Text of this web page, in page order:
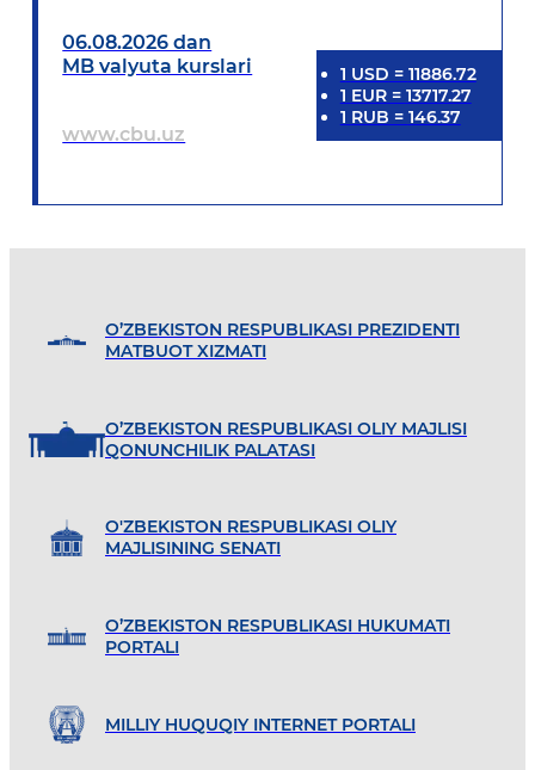
06.08.2026 dan
MB valyuta kurslari
www.cbu.uz
1 USD = 11886.72
1 EUR= 13717.27
1 RUB = 146.37
O’ZBEKISTON RESPUBLIKASI PREZIDENTI
MATBUOT XIZMATI
O’ZBEKISTON RESPUBLIKASI OLIY MAJLISI
QONUNCHILIK PALATASI
O'ZBEKISTON RESPUBLIKASI OLIY
MAJLISINING SENATI
O’ZBEKISTON RESPUBLIKASI HUKUMATI
PORTALI
MILLIY HUQUQIY INTERNET PORTALI